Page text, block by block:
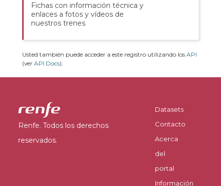
Fichas con información técnica y
enlaces a fotos y vídeos de
nuestros trenes
Usted también puede acceder a este registro utilizando los API
(ver API Docs).
Renfe. Todos los derechos
reservados.
Datasets
Contacto
Acerca
del
portal
Información